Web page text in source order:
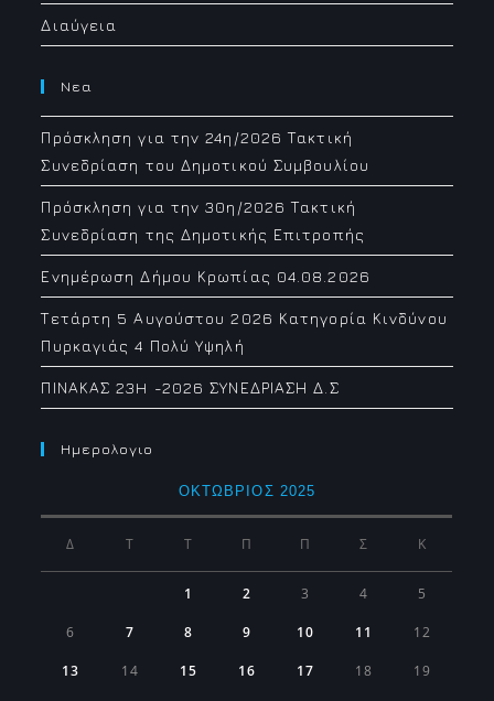
Διαύγεια
Νεα
Πρόσκληση για την 24η/2026 Τακτική
Συνεδρίαση του Δημοτικού Συμβουλίου
Πρόσκληση για την 30η/2026 Τακτική
Συνεδρίαση της Δημοτικής Επιτροπής
Ενημέρωση Δήμου Κρωπίας 04.08.2026
Τετάρτη 5 Αυγούστου 2026 Κατηγορία Κινδύνου
Πυρκαγιάς 4 Πολύ Υψηλή
ΠΙΝΑΚΑΣ 23H -2026 ΣΥΝΕΔΡΙΑΣΗ Δ.Σ
Ημερολογιο
ΟΚΤΏΒΡΙΟΣ 2025
Δ Τ Τ Π Π Σ Κ
1 2 3 4 5
6 7 8 9 10 11 12
13 14 15 16 17 18 19